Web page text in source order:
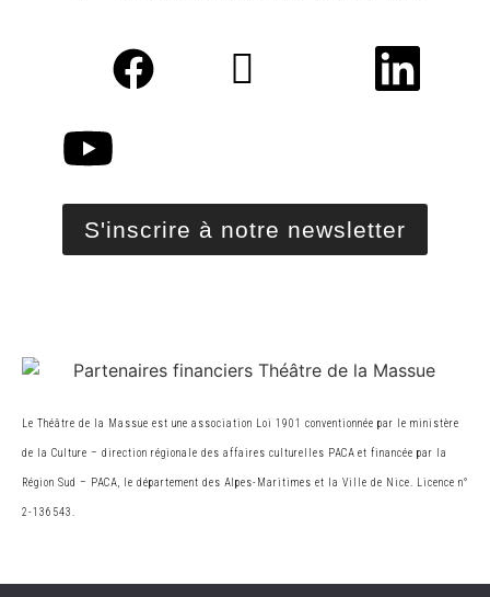
S'inscrire à notre newsletter
Le Théâtre de la Massue est une association Loi 1901 conventionnée par le ministère
de la Culture – direction régionale des affaires culturelles PACA et financée par la
Région Sud – PACA, le département des Alpes-Maritimes et la Ville de Nice. Licence n°
2-136543.